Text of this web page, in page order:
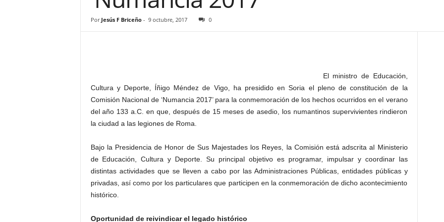
Por Jesús F Briceño- 9 octubre, 2017 0
El ministro de Educación,
Cultura y Deporte, Íñigo Méndez de Vigo, ha presidido en Soria el pleno de constitución de la
Comisión Nacional de ‘Numancia 2017’ para la conmemoración de los hechos ocurridos en el verano
del año 133 a.C. en que, después de 15 meses de asedio, los numantinos supervivientes rindieron
la ciudad a las legiones de Roma.
Bajo la Presidencia de Honor de Sus Majestades los Reyes, la Comisión está adscrita al Ministerio
de Educación, Cultura y Deporte. Su principal objetivo es programar, impulsar y coordinar las
distintas actividades que se lleven a cabo por las Administraciones Públicas, entidades públicas y
privadas, así como por los particulares que participen en la conmemoración de dicho acontecimiento
histórico.
Oportunidad de reivindicar el legado histórico